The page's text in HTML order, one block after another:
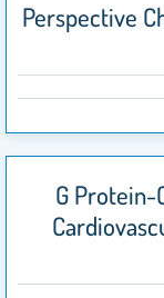
Perspective
G Protein-